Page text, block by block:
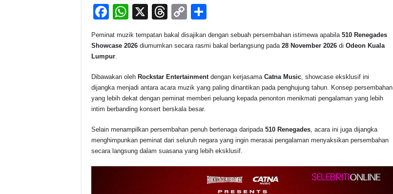
F
c
e
b
o
o
W
at
A
p
p
X
T
e
d
s
C
p
Li
n
k
ar
Peminat muzik tempatan bakal disajikan dengan sebuah persembahan istimewa apabila 510 Renegades
Showcase 2026 diumumkan secara rasmi bakal berlangsung pada 28 November 2026 di Odeon Kuala
Lumpur
Dibawakan oleh Rockstar Entertainment dengan kerjasama Catna Music , showcase eksklusif ini
dijangka menjadi antara acara muzik yang paling dinantikan pada penghujung tahun. Konsep persembahan
yang lebih dekat dengan peminat memberi peluang kepada penonton menikmati pengalaman yang lebih
intim berbanding konsert berskala besar.
Selain menampilkan persembahan penuh bertenaga daripada 510 Renegades , acara ini juga dijangka
menghimpunkan peminat dari seluruh negara yang ingin merasai pengalaman menyaksikan persembahan
secara langsung dalam suasana yang lebih eksklusif.